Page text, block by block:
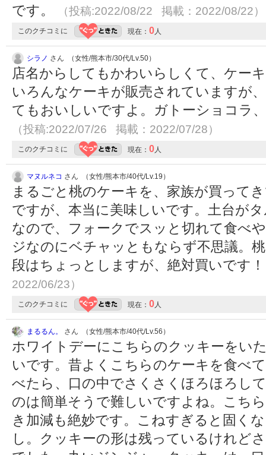
です。
（投稿:2022/08/22 掲載：2022/08/22）
このクチコミに 現在： 0人
シラノ さん （女性/熊本市/30代/Lv.50）
店名からしてもかわいらしくて、ケー
いろんなケーキが販売されていますが
てもおいしいですよ。ガトーショコラ
（投稿:2022/07/26 掲載：2022/07/28）
このクチコミに 現在： 0人
マヌルネコ さん （女性/熊本市/40代/Lv.19）
まるごと桃のケーキを、家族が買って
ですが、本当に美味しいです。土台が
なので、フォークでスッと切れて食べ
ジなのにベチャッともならず不思議。
段はちょっとしますが、絶対買いです
2022/06/23）
このクチコミに 現在： 0人
まるるん。 さん （女性/熊本市/40代/Lv.56）
ホワイトデーにこちらのクッキーをい
いです。昔よくこちらのケーキを食べ
べたら、口の中でさくさくほろほろし
のは簡単そうで難しいですよね。こち
き加減も絶妙です。こねすぎると固く
し。クッキーの形は残っているけれど